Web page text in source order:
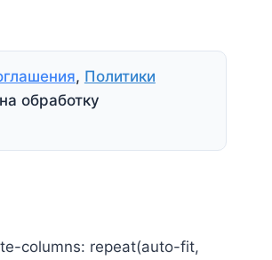
, Политики
обработку
columns: repeat(auto-fit,